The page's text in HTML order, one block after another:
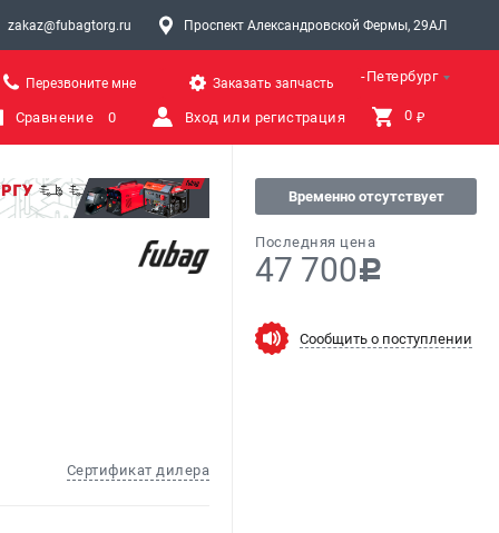
zakaz@fubagtorg.ru Проспект Александровской Фермы, 29АЛ
Санкт-Петербург
Перезвоните мне Заказать запчасть
Сравнение 0 Вход или регистрация 0 ₽
Сертификат дилера
Временно отсутствует
Последняя цена
47 700c
Сообщить о поступлении